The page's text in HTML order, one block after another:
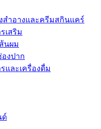
ำอางและครีมสกินแคร์
เสริม
นผม
งปาก
ละเครื่องดื่ม
ด์